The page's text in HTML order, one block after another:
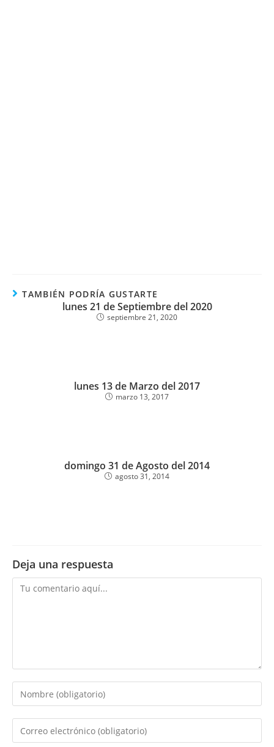
TAMBIÉN PODRÍA GUSTARTE
lunes 21 de Septiembre del 2020
septiembre 21, 2020
lunes 13 de Marzo del 2017
marzo 13, 2017
domingo 31 de Agosto del 2014
agosto 31, 2014
Deja una respuesta
Comentario
Introduce
tu
nombre
Introduce
tu